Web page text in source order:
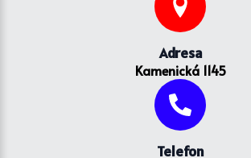
Adresa
Kamenická 1145
Telefon